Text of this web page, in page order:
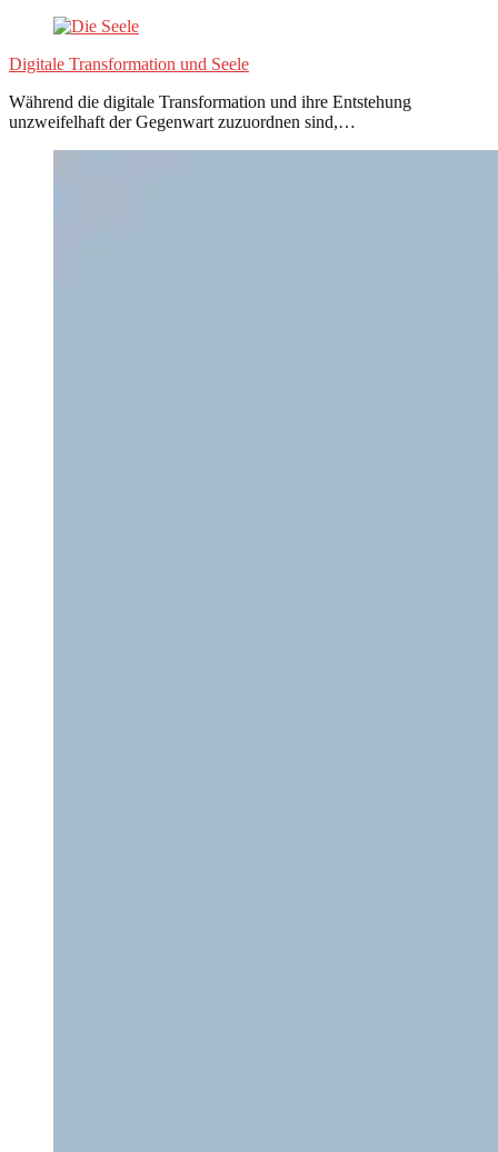
Digitale Transformation und Seele
Während die digitale Transformation und ihre Entstehung
unzweifelhaft der Gegenwart zuzuordnen sind,…